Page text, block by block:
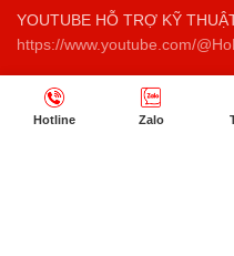
YOUTUBE HỖ TRỢ KỸ
https://www.youtube.com/
Hotline Zalo